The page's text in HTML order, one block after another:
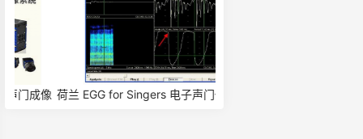
荷兰 EGG for Singers 电子声门仪/喉头